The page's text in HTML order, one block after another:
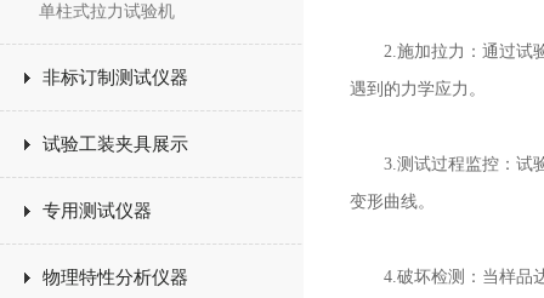
单柱式拉力试验机
非标订制测试仪器
试验工装夹具展示
专用测试仪器
物理特性分析仪器
2.施加拉力：通过试验
遇到的力学应力。
3.测试过程监控：试验
变形曲线。
4.破坏检测：当样品达